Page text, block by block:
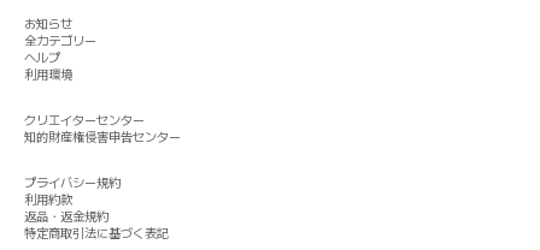
お知らせ
全カテゴリー
ヘルプ
利用環境
クリエイターセンター
知的財産権侵害申告センター
プライバシー規約
利用約款
返品・返金規約
特定商取引法に基づく表記